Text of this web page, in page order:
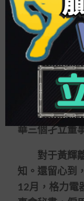
如今，黃輝
選再少了一名
珠無接替人還
和預備。
目前格力電
屆推舉時的班
書戰四個非孑
華三個孑立董
對于黃輝離
知。還留心到
12月，格力電